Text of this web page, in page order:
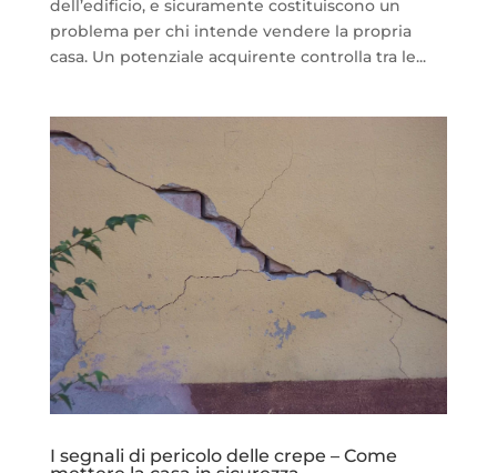
dell’edificio, e sicuramente costituiscono un
problema per chi intende vendere la propria
casa. Un potenziale acquirente controlla tra le...
I segnali di pericolo delle crepe – Come